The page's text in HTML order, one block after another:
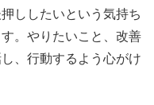
ししたいという気持ち
。やりたいこと、改善
、行動するよう心がけ